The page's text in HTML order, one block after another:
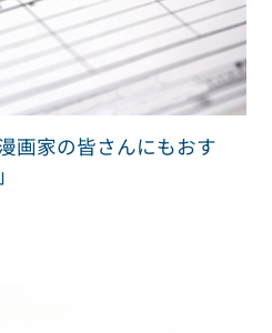
画家の皆さんにもおす